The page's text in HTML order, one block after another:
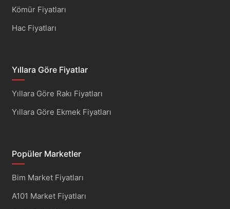
Kömür Fiyatları
Hac Fiyatları
Yıllara Göre Fiyatlar
Yıllara Göre Rakı Fiyatları
Yıllara Göre Ekmek Fiyatları
Popüler Marketler
Bim Market Fiyatları
A101 Market Fiyatları